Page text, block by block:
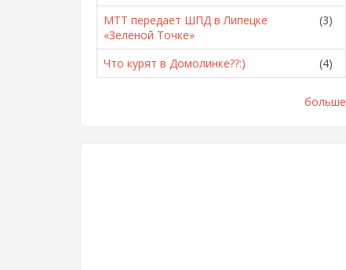
МТТ передает ШПД в Липецке
«Зеленой Точке»
(3)
Что курят в Домолинке??:) (4)
больше